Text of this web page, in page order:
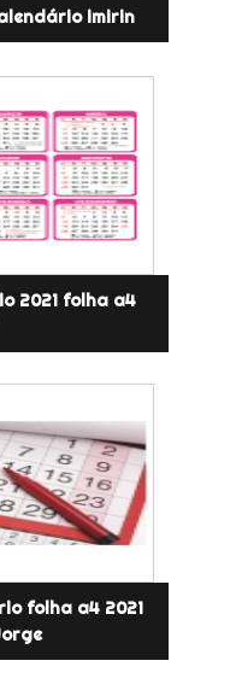
imirin
2021 folha a4
folha a4 2021